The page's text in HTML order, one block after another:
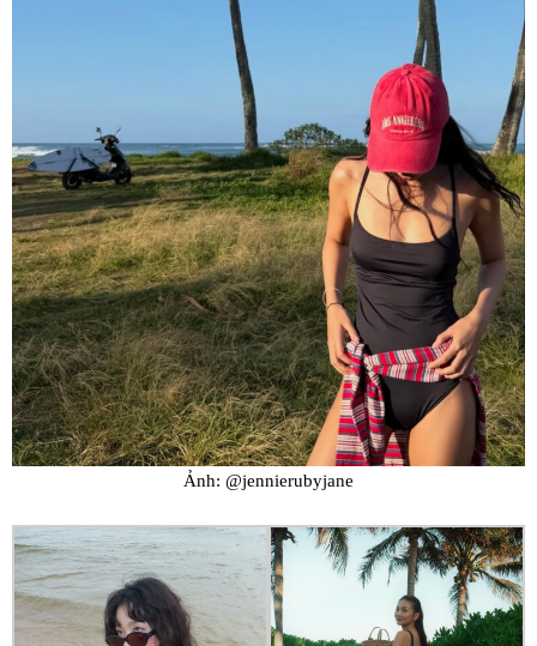
Ảnh: @jennierubyjane